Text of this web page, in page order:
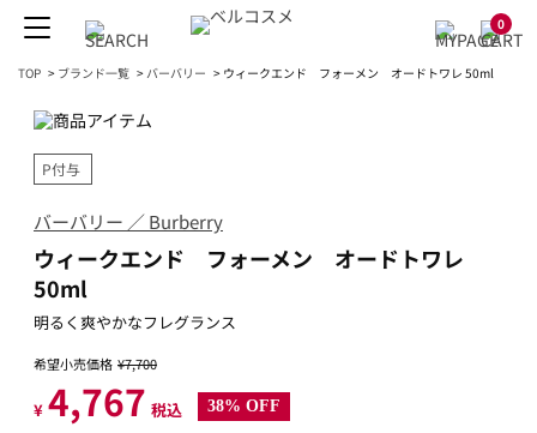
0
TOP > ブランド一覧 >バーバリー > ウィークエンド フォーメン オードトワレ 50ml
P付与
バーバリー ／ Burberry
ウィークエンド フォーメン オードトワレ
50ml
明るく爽やかなフレグランス
希望小売価格 ¥7,700
¥ 4,767 税込 38% OFF